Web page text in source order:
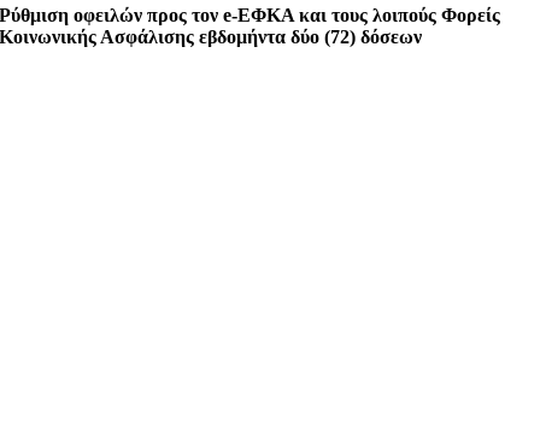
Ρύθμιση οφειλών προς τον e-ΕΦΚΑ και τους λοιπούς Φορείς
Κοινωνικής Ασφάλισης εβδομήντα δύο (72) δόσεων